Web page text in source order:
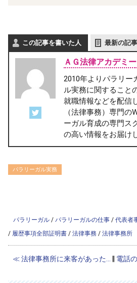
この記事を書いた人 最新の記事
ＡＧ法律アカデミー
2010年よりパラリー
ル実務に関すること
就職情報などを配信
（法律事務）専門の
ーガル育成の専門ス
の高い情報をお届け
パラリーガル実務
パラリーガル / パラリーガルの仕事 / 代表者
/ 履歴事項全部証明書 / 法律事務 / 法律事務所
≪ 法律事務所に来客があった... 電話